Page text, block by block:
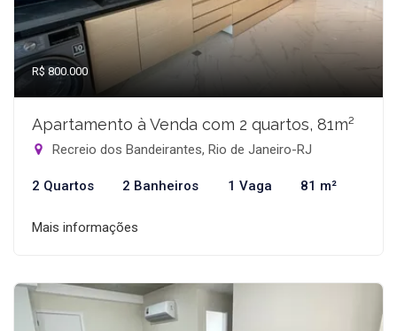
R$ 800.000
Apartamento à Venda com 2 quartos, 81m²
Recreio dos Bandeirantes, Rio de Janeiro-RJ
2 Quartos 2 Banheiros 1 Vaga 81 m²
Mais informações